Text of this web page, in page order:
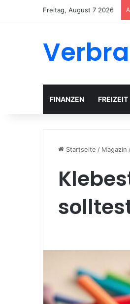
Freitag, August 7 2026
FINANZEN FREIZEIT
Startseite / Magazin